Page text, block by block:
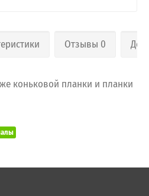
Отзывы 0
коньковой планки и планки